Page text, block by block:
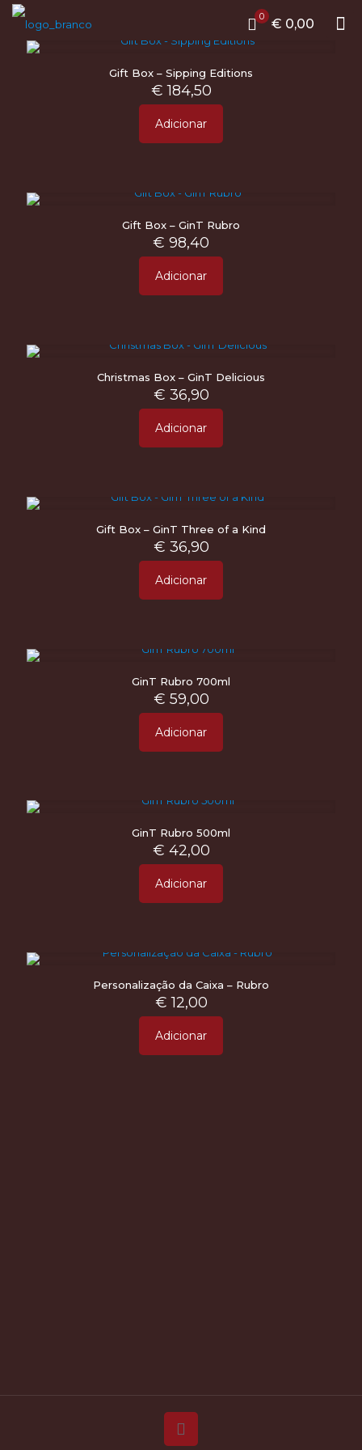
0 € 0,00
Gift Box – Sipping Editions
€ 184,50
Adicionar
Gift Box – GinT Rubro
€ 98,40
Adicionar
Christmas Box – GinT Delicious
€ 36,90
Adicionar
Gift Box – GinT Three of a Kind
€ 36,90
Adicionar
GinT Rubro 700ml
€ 59,00
Adicionar
GinT Rubro 500ml
€ 42,00
Adicionar
Personalização da Caixa – Rubro
€ 12,00
Adicionar